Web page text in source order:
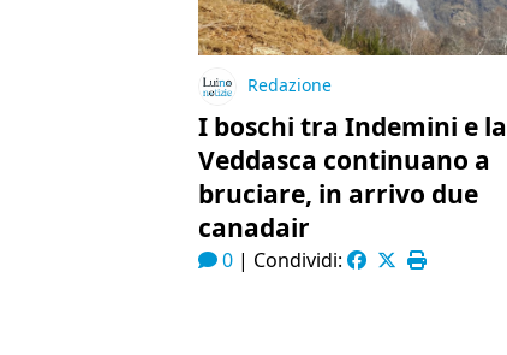
Redazione
I boschi tra Indemini e la
Veddasca continuano a
bruciare, in arrivo due
canadair
0| Condividi: